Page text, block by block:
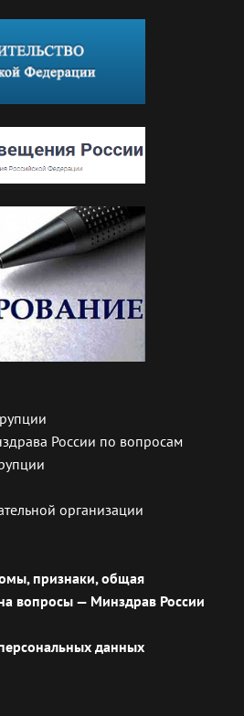
России по вопросам
организации
признаки, общая
вопросы — Минздрав России
данных